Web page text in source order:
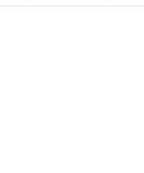
di
questa sezione sono
15-bis, c. 1, d.lgs.…